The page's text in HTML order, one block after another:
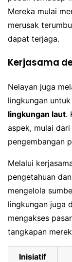
Mereka mulai
merusak
dapat terjaga.
Kerjasama
Nelayan juga
lingkungan
lingkungan laut.
aspek, mulai
pengembangan
Melalui
pengetahuan
mengelola
lingkungan juga
mengakses
tangkapan
Inisiatif